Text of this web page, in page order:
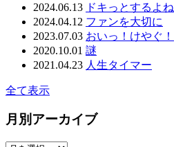
2024.06.13 ドキっとするよね
2024.04.12 ファンを大切に
2023.07.03 おいっ！けやぐ！
2020.10.01 謎
2021.04.23 人生タイマー
全て表示
月別アーカイブ